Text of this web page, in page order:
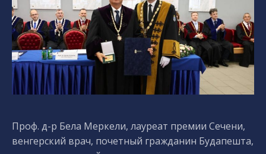
Проф. д-р Бела Меркели, лауреат премии Сечени,
венгерский врач, почетный гражданин Будапешта,